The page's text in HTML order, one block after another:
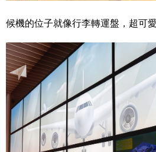
候機的位子就像行李轉運盤，超可